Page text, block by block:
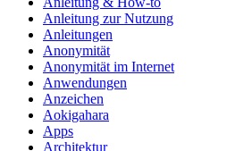
Anleitung zur Nutzung
Anleitungen
Anonymität
Anonymität im Internet
Anwendungen
Anzeichen
Aokigahara
Apps
Architektur